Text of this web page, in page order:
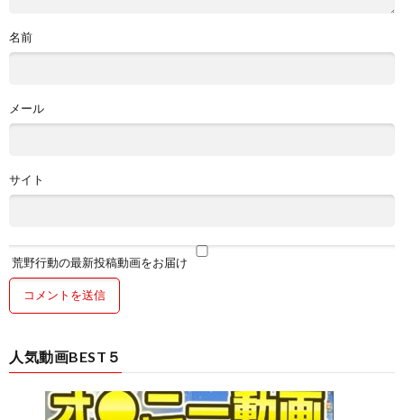
名前
メール
サイト
荒野行動の最新投稿動画をお届け
人気動画BEST５